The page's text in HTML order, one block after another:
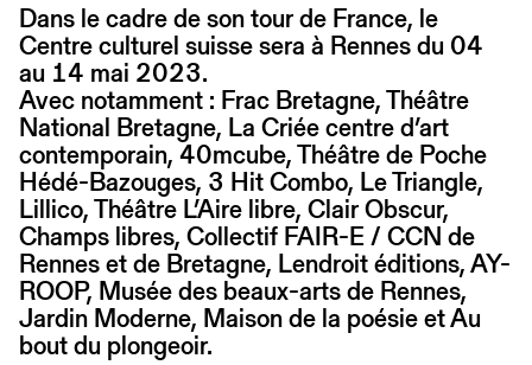
Dans le cadre de son tour de France, le
Centre culturel suisse sera à Rennes du 04
au 14 mai 2023.
Avec notamment : Frac Bretagne, Théâtre
National Bretagne, La Criée centre d’art
contemporain, 40mcube, Théâtre de Poche
Hédé-Bazouges, 3 Hit Combo, Le Triangle,
Lillico, Théâtre L’Aire libre, Clair Obscur,
Champs libres, Collectif FAIR-E / CCN de
Rennes et de Bretagne, Lendroit éditions, AY-
ROOP, Musée des beaux-arts de Rennes,
Jardin Moderne, Maison de la poésie et Au
bout du plongeoir.